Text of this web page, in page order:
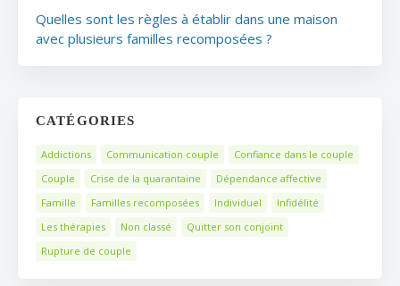
Quelles sont les règles à établir dans une maison
avec plusieurs familles recomposées ?
CATÉGORIES
Addictions Communication couple
Confiance dans le couple
Couple
Crise de la quarantaine
Dépendance affective
Famille
Familles recomposées Individuel
Infidélité
Les thérapies
Non classé
Quitter son conjoint
Rupture de couple